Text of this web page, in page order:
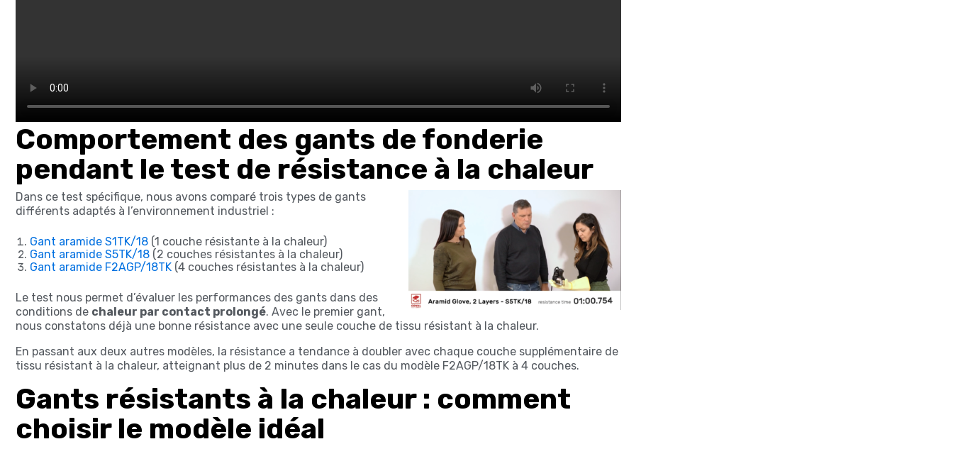
Comportement des gants de fonderie
pendant le test de résistance à la chaleur
Dans ce test spécifique, nous avons comparé trois types de gants
différents adaptés à l’environnement industriel :
Gant aramide S1TK/18 (1 couche résistante à la chaleur)
Gant aramide S5TK/18 (2 couches résistantes à la chaleur)
Gant aramide F2AGP/18TK (4 couches résistantes à la chaleur)
Le test nous permet d’évaluer les performances des gants dans des
conditions de chaleur par contact prolongé. Avec le premier gant,
nous constatons déjà une bonne résistance avec une seule couche de tissu résistant à la chaleur.
En passant aux deux autres modèles, la résistance a tendance à doubler avec chaque couche supplémentaire de
tissu résistant à la chaleur, atteignant plus de 2 minutes dans le cas du modèle F2AGP/18TK à 4 couches.
Gants résistants à la chaleur : comment
choisir le modèle idéal